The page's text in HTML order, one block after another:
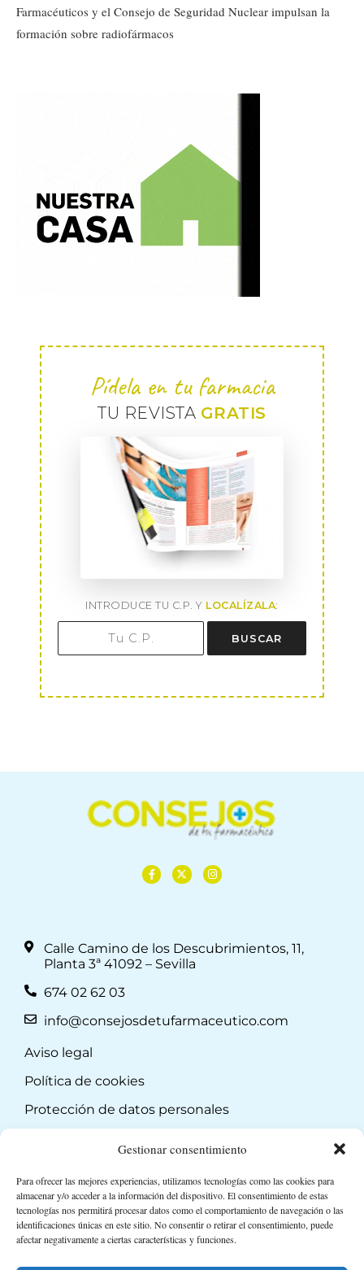
Gestionar consentimiento
Para ofrecer las mejores experiencias, utilizamos tecnologías como las cookies para
almacenar y/o acceder a la información del dispositivo. El consentimiento de estas
tecnologías nos permitirá procesar datos como el comportamiento de navegación o las
identificaciones únicas en este sitio. No consentir o retirar el consentimiento, puede
afectar negativamente a ciertas características y funciones.
Farmacéuticos y el Consejo de Seguridad Nuclear impulsan la
formación sobre radiofármacos
Pídela en tu farmacia
TU REVISTA GRATIS
INTRODUCE TU C.P. Y LOCALÍZALA:
BUSCAR
Calle Camino de los Descubrimientos, 11,
Planta 3ª 41092 – Sevilla
674 02 62 03
info@consejosdetufarmaceutico.com
Aviso legal
Política de cookies
Protección de datos personales